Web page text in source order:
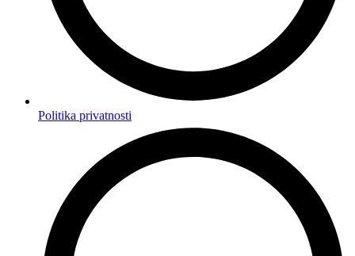
Politika privatnosti